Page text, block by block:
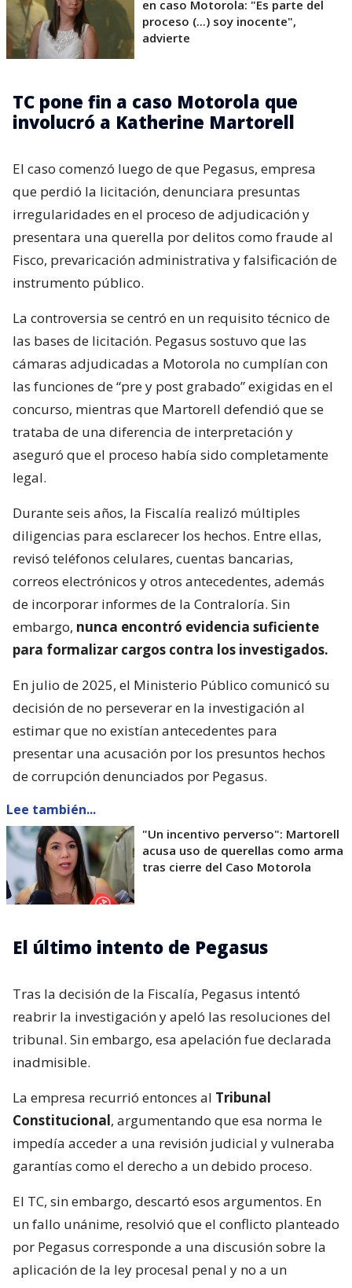
en caso Motorola: "Es parte del
proceso (...) soy inocente",
advierte
TC pone fin a caso Motorola que
involucró a Katherine Martorell
El caso comenzó luego de que Pegasus, empresa
que perdió la licitación, denunciara presuntas
irregularidades en el proceso de adjudicación y
presentara una querella por delitos como fraude al
Fisco, prevaricación administrativa y falsificación de
instrumento público.
La controversia se centró en un requisito técnico de
las bases de licitación. Pegasus sostuvo que las
cámaras adjudicadas a Motorola no cumplían con
las funciones de “pre y post grabado” exigidas en el
concurso, mientras que Martorell defendió que se
trataba de una diferencia de interpretación y
aseguró que el proceso había sido completamente
legal.
Durante seis años, la Fiscalía realizó múltiples
diligencias para esclarecer los hechos. Entre ellas,
revisó teléfonos celulares, cuentas bancarias,
correos electrónicos y otros antecedentes, además
de incorporar informes de la Contraloría. Sin
embargo, nunca encontró evidencia suficiente
para formalizar cargos contra los investigados.
En julio de 2025, el Ministerio Público comunicó su
decisión de no perseverar en la investigación al
estimar que no existían antecedentes para
presentar una acusación por los presuntos hechos
de corrupción denunciados por Pegasus.
Lee también...
"Un incentivo perverso": Martorell
acusa uso de querellas como arma
tras cierre del Caso Motorola
El último intento de Pegasus
Tras la decisión de la Fiscalía, Pegasus intentó
reabrir la investigación y apeló las resoluciones del
tribunal. Sin embargo, esa apelación fue declarada
inadmisible.
La empresa recurrió entonces al Tribunal
Constitucional, argumentando que esa norma le
impedía acceder a una revisión judicial y vulneraba
garantías como el derecho a un debido proceso.
El TC, sin embargo, descartó esos argumentos. En
un fallo unánime, resolvió que el conflicto planteado
por Pegasus corresponde a una discusión sobre la
aplicación de la ley procesal penal y no a un